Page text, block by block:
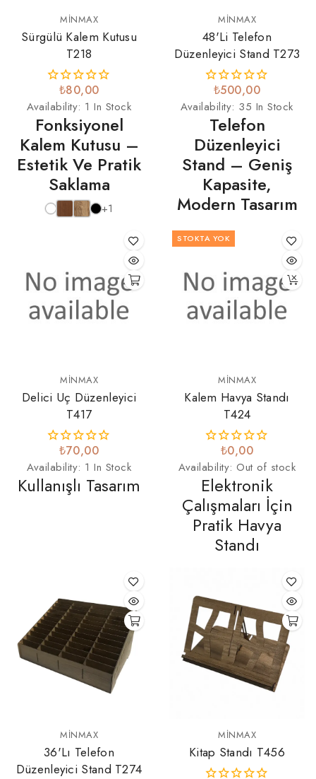
MINMAX
Sürgülü Kalem Kutusu
T218
₺80,00
Availability: 1 In Stock
Fonksiyonel
Kalem Kutusu –
Estetik Ve Pratik
Saklama
+1
MINMAX
48'li Telefon
Düzenleyici Stand T273
₺500,00
Availability: 35 In Stock
Telefon
Düzenleyici
Stand – Geniş
Kapasite,
Modern Tasarım
MINMAX
Delici Uç Düzenleyici
T417
₺70,00
Availability: 1 In Stock
Kullanışlı Tasarım
STOKTA YOK
MINMAX
Kalem Havya Standı
T424
₺0,00
Availability: Out of stock
Elektronik
Çalışmaları İçin
Pratik Havya
Standı
MINMAX
36'lı Telefon
Düzenleyici Stand T274
MINMAX
Kitap Standı T456